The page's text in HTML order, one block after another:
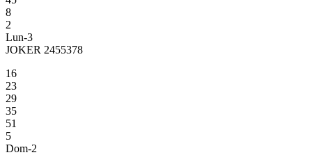
8
2
Lun-3
JOKER 2455378
16
23
29
35
51
5
Dom-2